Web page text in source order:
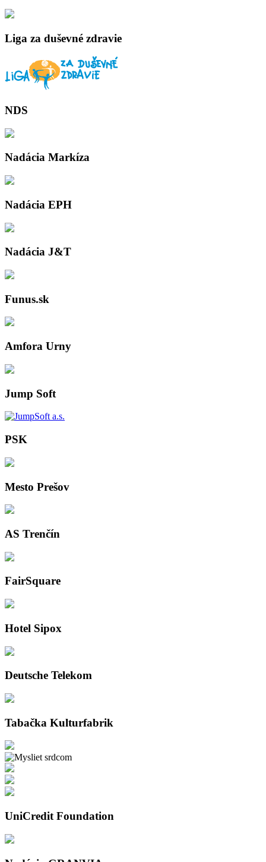
Liga za duševné zdravie
NDS
Nadácia Markíza
Nadácia EPH
Nadácia J&T
Funus.sk
Amfora Urny
Jump Soft
PSK
Mesto Prešov
AS Trenčín
FairSquare
Hotel Sipox
Deutsche Telekom
Tabačka Kulturfabrik
UniCredit Foundation